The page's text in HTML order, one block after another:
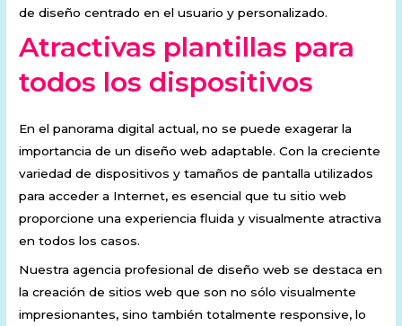
de diseño centrado en el usuario y personalizado.
Atractivas plantillas para
todos los dispositivos
En el panorama digital actual, no se puede exagerar la
importancia de un diseño web adaptable. Con la creciente
variedad de dispositivos y tamaños de pantalla utilizados
para acceder a Internet, es esencial que tu sitio web
proporcione una experiencia fluida y visualmente atractiva
en todos los casos.
Nuestra agencia profesional de diseño web se destaca en
la creación de sitios web que son no sólo visualmente
impresionantes, sino también totalmente responsive, lo